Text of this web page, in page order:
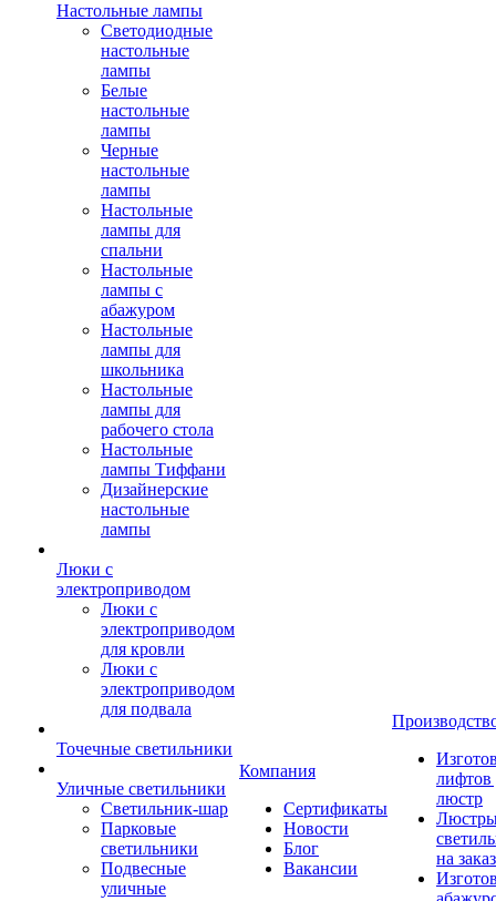
Настольные лампы
Светодиодные
настольные
лампы
Белые
настольные
лампы
Черные
настольные
лампы
Настольные
лампы для
спальни
Настольные
лампы с
абажуром
Настольные
лампы для
школьника
Настольные
лампы для
рабочего стола
Настольные
лампы Тиффани
Дизайнерские
настольные
лампы
Люки с
электроприводом
Люки с
электроприводом
для кровли
Люки с
электроприводом
для подвала
Точечные светильники
Уличные светильники
Светильник-шар
Парковые
светильники
Подвесные
уличные
Компания
Сертификаты
Новости
Блог
Вакансии
лифтов
люстр
на заказ